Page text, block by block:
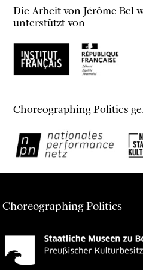
Die Arbeit von Jérôme Bel
unterstützt von
Choreographing Politics
Choreographing Politics